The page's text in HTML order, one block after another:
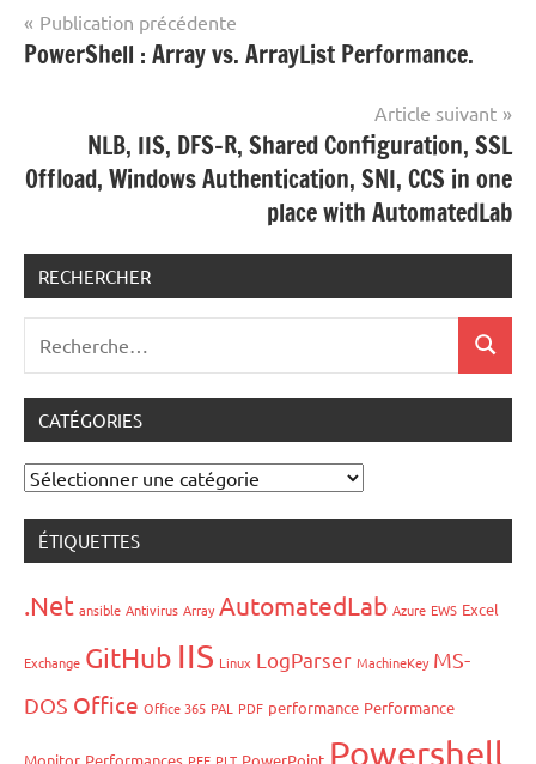
Navigation
de
Publication précédente
PowerShell : Array vs. ArrayList Performance.
Article suivant
NLB, IIS, DFS-R, Shared Configuration, SSL
Offload, Windows Authentication, SNI, CCS in one
place with AutomatedLab
RECHERCHER
:
CATÉGORIES
Catégories
ÉTIQUETTES
.Net ansible Antivirus Array AutomatedLab Azure EWS Excel
Exchange GitHub IIS Linux LogParser MachineKey MS-
DOS Office Office 365 PAL PDF performance Performance
Monitor Performances PowerPoint Powershell